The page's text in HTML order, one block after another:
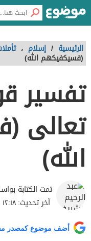
الرئيسية / إسلام ،
(فسيكفيكهم الله)
تفسير
تعالى
الله)
تمت الكتابة
آخر تحديث:١٢:١٨ ، ٣٠ نوفمبر ٢٠٢٢
أضف موضوع كمصدر